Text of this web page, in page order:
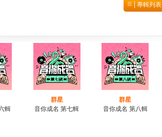
專輯列表
輯
群星
音你成名 第七輯
群星
音你成名 第八輯